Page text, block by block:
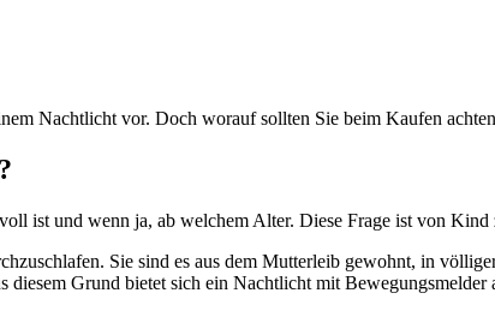
Nachtlicht vor. Doch worauf sollten Sie beim Kaufen
ist und wenn ja, ab welchem Alter. Diese Frage ist von
Sie sind es aus dem Mutterleib gewohnt, in
Grund bietet sich ein Nachtlicht mit Bewegungsmelder